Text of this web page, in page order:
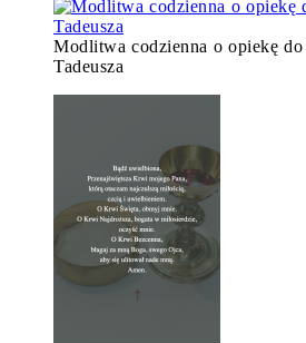
Modlitwa codzienna o opiekę do
Tadeusza